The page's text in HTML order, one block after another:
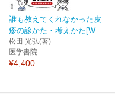
誰も教えてくれなかった皮
疹の診かた・考えかた[W...
松田 光弘(著)
医学書院
¥4,400